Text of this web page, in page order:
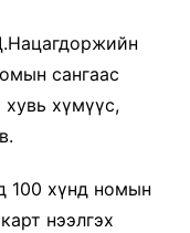
сангаас
хүмүүс,
100 хүнд номын
нээлгэх